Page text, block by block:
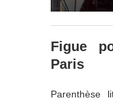
Figue
Paris
Parenthèse